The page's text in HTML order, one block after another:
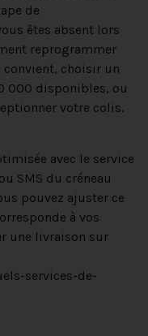
de
êtes absent lors
reprogrammer
choisir un
000 disponibles, ou
votre colis.
avec le service
SMS du créneau
pouvez ajuster ce
à vos
une livraison sur
services-de-